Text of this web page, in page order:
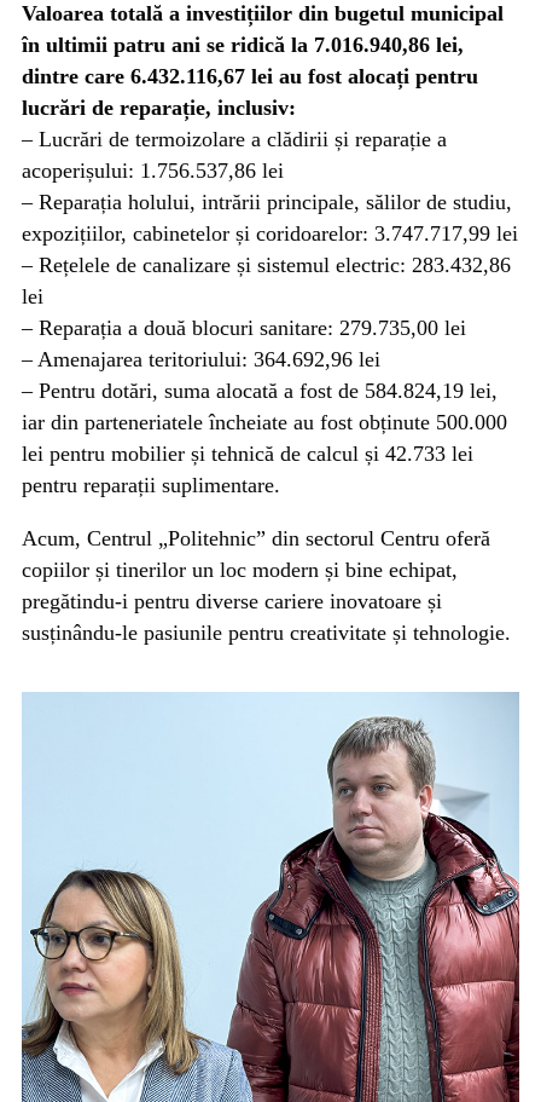
Valoarea totală a investițiilor din bugetul municipal
în ultimii patru ani se ridică la 7.016.940,86 lei,
dintre care 6.432.116,67 lei au fost alocați pentru
lucrări de reparație, inclusiv:
– Lucrări de termoizolare a clădirii și reparație a
acoperișului: 1.756.537,86 lei
– Reparația holului, intrării principale, sălilor de studiu,
expozițiilor, cabinetelor și coridoarelor: 3.747.717,99 lei
– Rețelele de canalizare și sistemul electric: 283.432,86
lei
– Reparația a două blocuri sanitare: 279.735,00 lei
– Amenajarea teritoriului: 364.692,96 lei
– Pentru dotări, suma alocată a fost de 584.824,19 lei,
iar din parteneriatele încheiate au fost obținute 500.000
lei pentru mobilier și tehnică de calcul și 42.733 lei
pentru reparații suplimentare.
Acum, Centrul „Politehnic” din sectorul Centru oferă
copiilor și tinerilor un loc modern și bine echipat,
pregătindu-i pentru diverse cariere inovatoare și
susținându-le pasiunile pentru creativitate și tehnologie.